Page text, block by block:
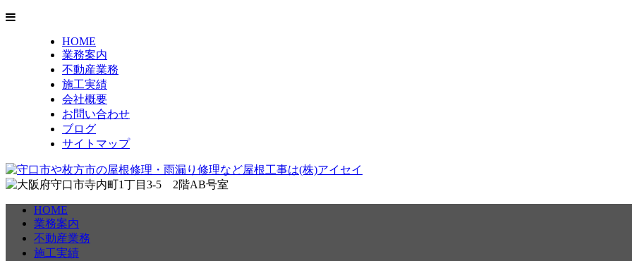
HOME
業務案内
不動産業務
施工実績
会社概要
お問い合わせ
ブログ
サイトマップ
HOME
業務案内
不動産業務
施工実績